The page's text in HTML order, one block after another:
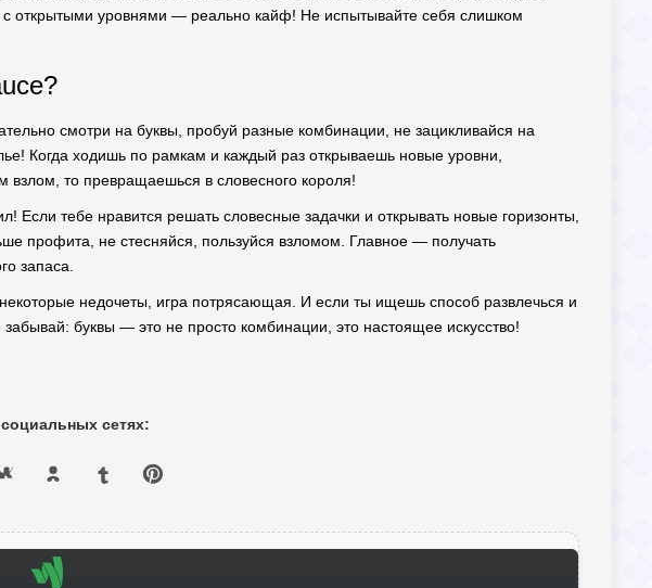
открытыми уровнями — реально кайф! Не испытывайте себя слишком
смотри на буквы, пробуй разные комбинации, не зацикливайся на
Когда ходишь по рамкам и каждый раз открываешь новые уровни,
взлом, то превращаешься в словесного короля!
Если тебе нравится решать словесные задачки и открывать новые горизонты,
профита, не стесняйся, пользуйся взломом. Главное — получать
запаса.
недочеты, игра потрясающая. И если ты ищешь способ развлечься и
буквы — это не просто комбинации, это настоящее искусство!
сетях: